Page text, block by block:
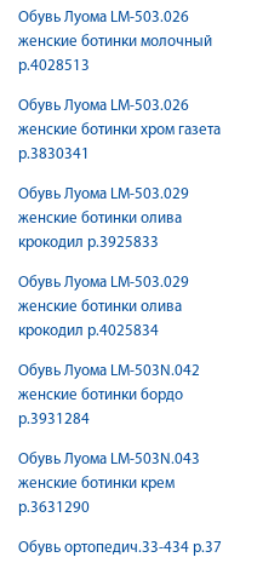
Обувь Луома LM-503.026
женские ботинки молочный
р.4028513
Обувь Луома LM-503.026
женские ботинки хром газета
р.3830341
Обувь Луома LM-503.029
женские ботинки олива
крокодил р.3925833
Обувь Луома LM-503.029
женские ботинки олива
крокодил р.4025834
Обувь Луома LM-503N.042
женские ботинки бордо
р.3931284
Обувь Луома LM-503N.043
женские ботинки крем
р.3631290
Обувь ортопедич.33-434 р.37